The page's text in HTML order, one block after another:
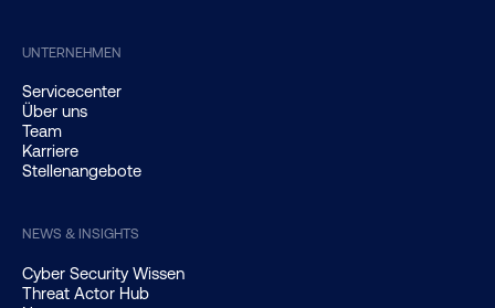
UNTERNEHMEN
Servicecenter
Über uns
Team
Karriere
Stellenangebote
NEWS & INSIGHTS
Cyber Security Wissen
Threat Actor Hub